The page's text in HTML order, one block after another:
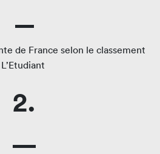
de France selon le classement
L’Etudiant
2.